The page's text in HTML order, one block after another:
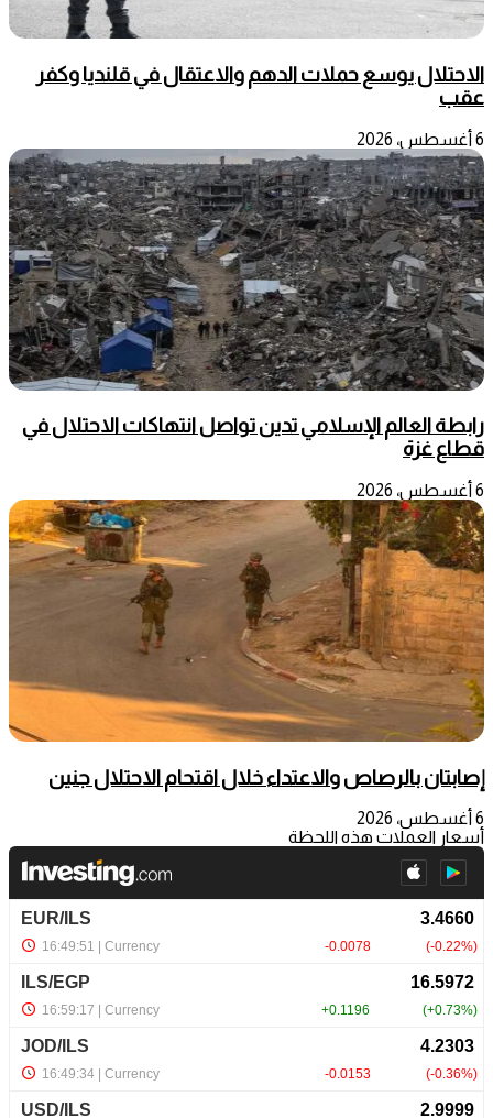
الاحتلال يوسع حملات الدهم والاعتقال في قلنديا وكفر
عقب
6 أغسطس، 2026
رابطة العالم الإسلامي تدين تواصل انتهاكات الاحتلال في
قطاع غزة
6 أغسطس، 2026
إصابتان بالرصاص والاعتداء خلال اقتحام الاحتلال جنين
6 أغسطس، 2026
أسعار العملات هذه اللحظة